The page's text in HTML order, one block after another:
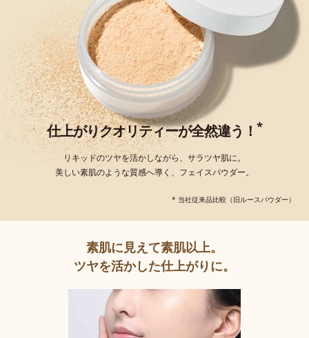
仕上がりクオリティーが全然違う！ *
リキッドのツヤを活かしながら、サラツヤ肌に。
美しい素肌のような質感へ導く、フェイスパウダー。
* 当社従来品比較（旧ルースパウダー）
素肌に見えて素肌以上。
ツヤを活かした仕上がりに。